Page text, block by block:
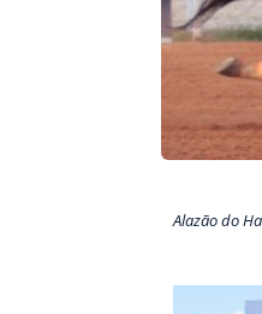
Alazão do